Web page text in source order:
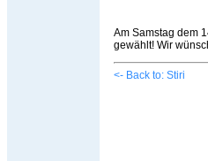
Am Samstag dem
gewählt! Wir
<- Back to: Stiri